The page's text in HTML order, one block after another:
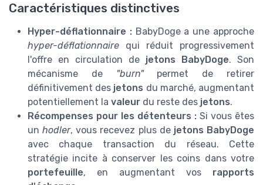
Caractéristiques distinctives
Hyper-déflationnaire :BabyDoge a une approche
hyper-déflationnaire qui réduit progressivement
l'offre en circulation de jetons BabyDoge. Son
mécanisme de
"burn"permet de retirer
définitivement des jetons du marché, augmentant
potentiellement la valeur du reste des jetons.
Récompenses pour les détenteurs : Si vous êtes
unhodler, vous recevez plus de jetons BabyDoge
avec chaque transaction du réseau. Cette
stratégie incite à conserver les coins dans votre
portefeuille, en augmentant vos rapports